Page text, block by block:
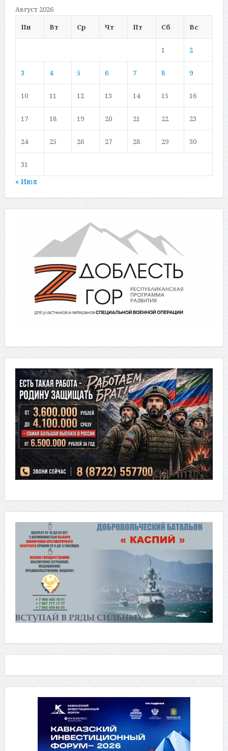
Август 2026
Пн
Вт Ср Чт Пт Сб Вс
1 2
3 4 5 6 7 8 9
10 11 12 13 14 15 16
17 18 19 20 21 22 23
24 25 26 27 28 29 30
31
« Июл